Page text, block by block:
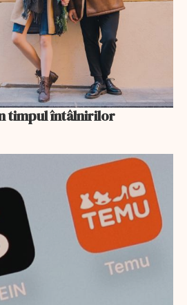
timpul întâlnirilor